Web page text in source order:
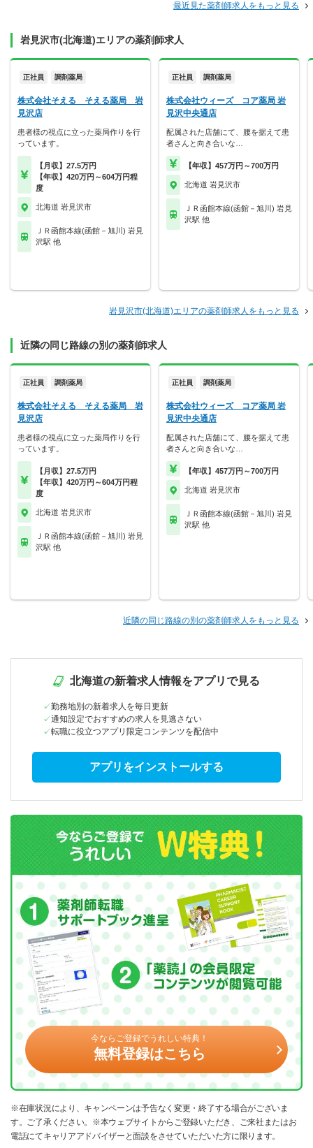
最近見た薬剤師求人をもっと見る
岩見沢市(北海道)エリアの薬剤師求人
正社員 調剤薬局
株式会社そえる そえる薬局 岩
見沢店
患者様の視点に立った薬局作りを行
っています。
【月収】27.5万円
【年収】420万円～604万円程
度
北海道 岩見沢市
ＪＲ函館本線(函館－旭川) 岩見
沢駅 他
正社員 調剤薬局
株式会社ウィーズ コア薬局 岩
見沢中央通店
配属された店舗にて、腰を据えて患
者さんと向き合いな…
【年収】457万円～700万円
北海道 岩見沢市
ＪＲ函館本線(函館－旭川) 岩見
沢駅 他
岩見沢市(北海道)エリアの薬剤師求人をもっと見る
近隣の同じ路線の別の薬剤師求人
正社員 調剤薬局
株式会社そえる そえる薬局 岩
見沢店
患者様の視点に立った薬局作りを行
っています。
【月収】27.5万円
【年収】420万円～604万円程
度
北海道 岩見沢市
ＪＲ函館本線(函館－旭川) 岩見
沢駅 他
正社員 調剤薬局
株式会社ウィーズ コア薬局 岩
見沢中央通店
配属された店舗にて、腰を据えて患
者さんと向き合いな…
【年収】457万円～700万円
北海道 岩見沢市
ＪＲ函館本線(函館－旭川) 岩見
沢駅 他
近隣の同じ路線の別の薬剤師求人をもっと見る
北海道の新着求人情報をアプリで見る
勤務地別の新着求人を毎日更新
通知設定でおすすめの求人を見逃さない
転職に役立つアプリ限定コンテンツを配信中
アプリをインストールする
今ならご登録でうれしい特典！
無料登録はこちら
※在庫状況により、キャンペーンは予告なく変更・終了する場合がございま
す。ご了承ください。※本ウェブサイトからご登録いただき、ご来社またはお
電話にてキャリアアドバイザーと面談をさせていただいた方に限ります。